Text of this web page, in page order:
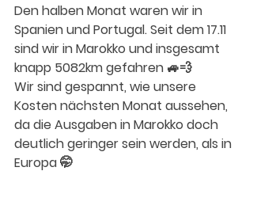
Den halben Monat waren wir in
Spanien und Portugal. Seit dem 17.11
sind wir in Marokko und insgesamt
knapp 5082km gefahren 🚙💨
Wir sind gespannt, wie unsere
Kosten nächsten Monat aussehen,
da die Ausgaben in Marokko doch
deutlich geringer sein werden, als in
Europa 🤭